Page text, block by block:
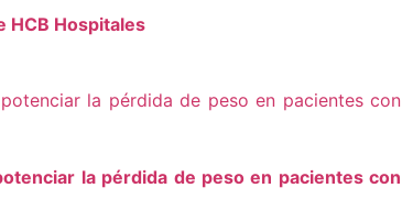
HCB Hospitales
la pérdida de peso en pacientes con